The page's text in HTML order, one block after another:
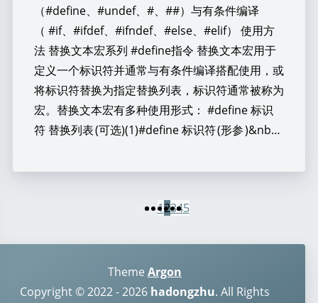
（#define、#undef、#、##）与有条件编译
（ #if、#ifdef、#ifndef、#else、#elif） 使用方
法 替换文本宏系列 #define指令 替换文本宏用于
定义一个标识符并通常与有条件编译搭配使用，或
将标识符替换为指定替换列表，标识符通常被称为
宏。替换文本宏有多种使用形式： #define 标识
符 替换列表 (可选)(1)#define 标识符 (形参 )&nb…
12345
Theme Argon
Copyright © 2022 - 2026 hadongzhu. All Rights